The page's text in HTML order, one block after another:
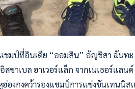
ชมป์ที่อินเดีย “ออมสิน” อัญชิสา ฉันท
สซาเบล ฮาเวอร์แล็ก จากเนเธอร์แล
งกงคว้ารองแชมป์การแข่งขันเทนนิส